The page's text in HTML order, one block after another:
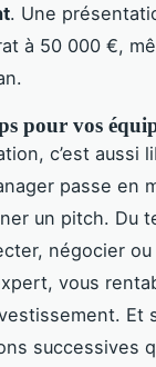
. Une
à 50 000 €,
pour vos
c’est aussi
passe en
un pitch. Du
négocier
vous
Et
successives